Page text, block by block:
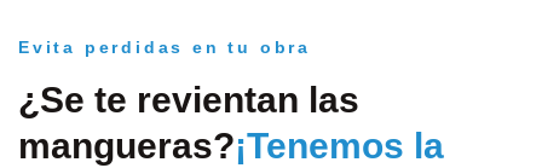
Evita perdidas en tu obra
¿Se te revientan las
mangueras?¡Tenemos la